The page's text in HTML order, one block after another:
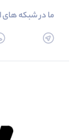
ما در شبکه های